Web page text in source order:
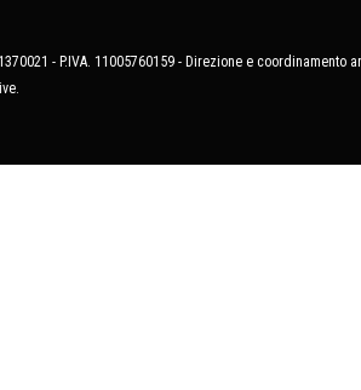
- P.IVA. 11005760159 - Direzione e coordinamento